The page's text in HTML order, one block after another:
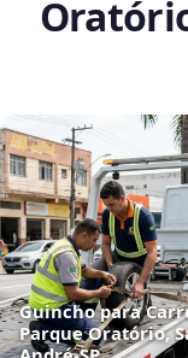
Guincho para
Parque Oratório,